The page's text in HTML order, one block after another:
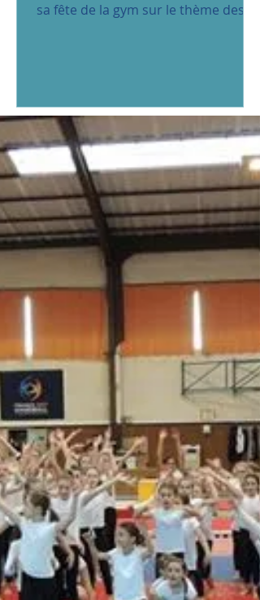
sa fête de la gym sur le thème des